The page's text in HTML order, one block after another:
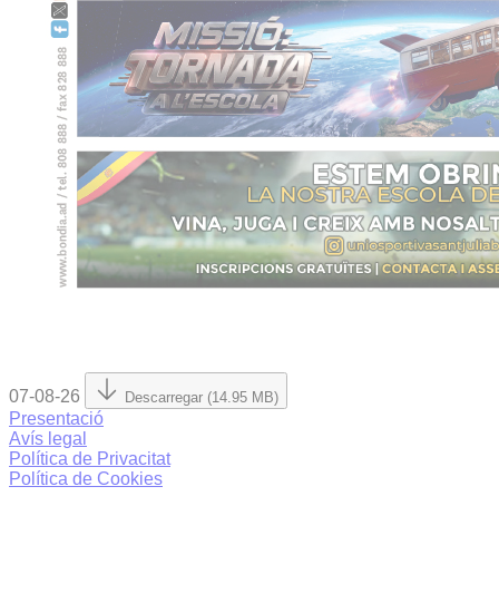
07-08-26 Descarregar (14.95 MB)
Presentació
Avís legal
Política de Privacitat
Política de Cookies